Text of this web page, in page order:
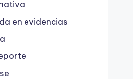
en evidencias